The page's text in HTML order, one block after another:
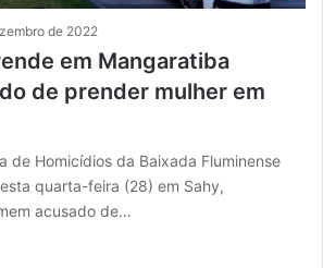
de 2022
em Mangaratiba
de prender mulher em
de Homicídios da Baixada Fluminense
quarta-feira (28) em Sahy,
acusado de…